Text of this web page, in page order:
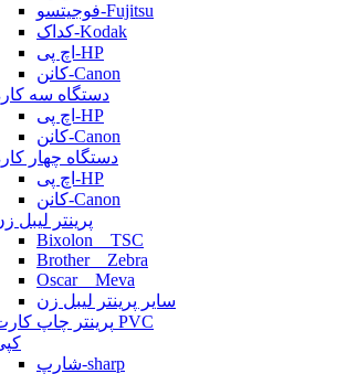
فوجیتسو-Fujitsu
کداک-Kodak
اچ پی-HP
کانن-Canon
دستگاه سه
اچ پی-HP
کانن-Canon
دستگاه چهار
اچ پی-HP
کانن-Canon
پرینتر لیبل
Bixolon _ TSC
Brother _ Zebra
Oscar _ Meva
سایر پرینتر لیبل زن
پرینتر چاپ کارت PVC
شارپ-sharp